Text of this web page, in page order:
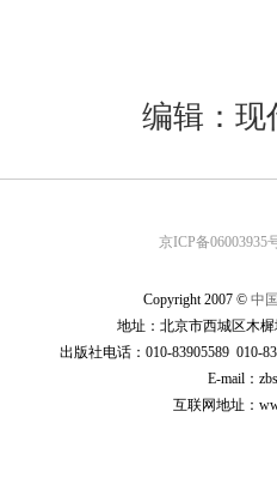
编辑：
京ICP备06003935
Copyright 2007 © 中
地址：北京市西城区木
出版社电话：010-83905589 010-
E-mail：
互联网地址：